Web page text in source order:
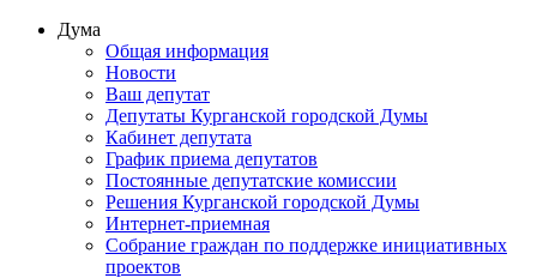
Дума
Общая информация
Новости
Ваш депутат
Депутаты Курганской городской Думы
Кабинет депутата
График приема депутатов
Постоянные депутатские комиссии
Решения Курганской городской Думы
Интернет-приемная
Собрание граждан по поддержке инициативных
проектов